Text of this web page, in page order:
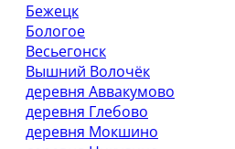
Бежецк
Бологое
Весьегонск
Вышний Волочёк
деревня Аввакумово
деревня Глебово
деревня Мокшино